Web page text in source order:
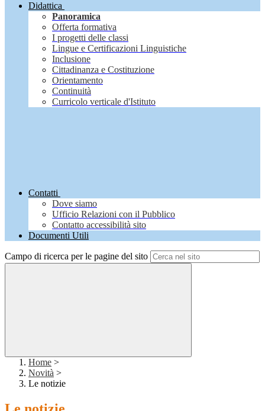
Didattica
Panoramica
Offerta formativa
I progetti delle classi
Lingue e Certificazioni Linguistiche
Inclusione
Cittadinanza e Costituzione
Orientamento
Continuità
Curricolo verticale d'Istituto
Contatti
Dove siamo
Ufficio Relazioni con il Pubblico
Contatto accessibilità sito
Documenti Utili
Campo di ricerca per le pagine del sito
Home >
Novità >
Le notizie